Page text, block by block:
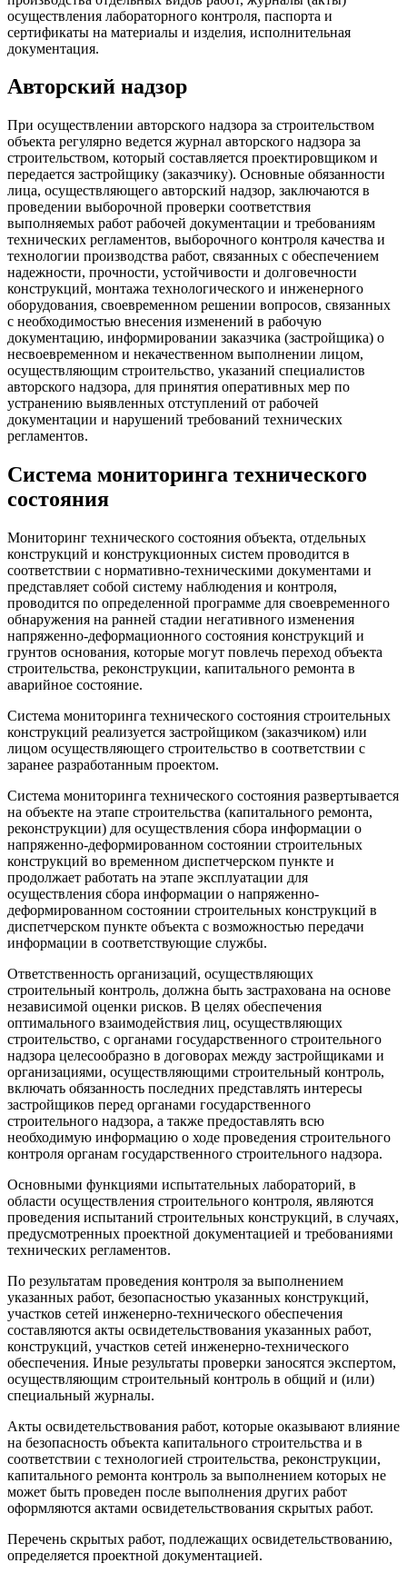
осуществления лабораторного контроля, паспорта и
сертификаты на материалы и изделия, исполнительная
документация.
Авторский надзор
При осуществлении авторского надзора за строительством
объекта регулярно ведется журнал авторского надзора за
строительством, который составляется проектировщиком и
передается застройщику (заказчику). Основные обязанности
лица, осуществляющего авторский надзор, заключаются в
проведении выборочной проверки соответствия
выполняемых работ рабочей документации и требованиям
технических регламентов, выборочного контроля качества и
технологии производства работ, связанных с обеспечением
надежности, прочности, устойчивости и долговечности
конструкций, монтажа технологического и инженерного
оборудования, своевременном решении вопросов, связанных
с необходимостью внесения изменений в рабочую
документацию, информировании заказчика (застройщика) о
несвоевременном и некачественном выполнении лицом,
осуществляющим строительство, указаний специалистов
авторского надзора, для принятия оперативных мер по
устранению выявленных отступлений от рабочей
документации и нарушений требований технических
регламентов.
Система мониторинга технического
состояния
Мониторинг технического состояния объекта, отдельных
конструкций и конструкционных систем проводится в
соответствии с нормативно-техническими документами и
представляет собой систему наблюдения и контроля,
проводится по определенной программе для своевременного
обнаружения на ранней стадии негативного изменения
напряженно-деформационного состояния конструкций и
грунтов основания, которые могут повлечь переход объекта
строительства, реконструкции, капитального ремонта в
аварийное состояние.
Система мониторинга технического состояния строительных
конструкций реализуется застройщиком (заказчиком) или
лицом осуществляющего строительство в соответствии с
заранее разработанным проектом.
Система мониторинга технического состояния развертывается
на объекте на этапе строительства (капитального ремонта,
реконструкции) для осуществления сбора информации о
напряженно-деформированном состоянии строительных
конструкций во временном диспетчерском пункте и
продолжает работать на этапе эксплуатации для
осуществления сбора информации о напряженно-
деформированном состоянии строительных конструкций в
диспетчерском пункте объекта с возможностью передачи
информации в соответствующие службы.
Ответственность организаций, осуществляющих
строительный контроль, должна быть застрахована на основе
независимой оценки рисков. В целях обеспечения
оптимального взаимодействия лиц, осуществляющих
строительство, с органами государственного строительного
надзора целесообразно в договорах между застройщиками и
организациями, осуществляющими строительный контроль,
включать обязанность последних представлять интересы
застройщиков перед органами государственного
строительного надзора, а также предоставлять всю
необходимую информацию о ходе проведения строительного
контроля органам государственного строительного надзора.
Основными функциями испытательных лабораторий, в
области осуществления строительного контроля, являются
проведения испытаний строительных конструкций, в случаях,
предусмотренных проектной документацией и требованиями
технических регламентов.
По результатам проведения контроля за выполнением
указанных работ, безопасностью указанных конструкций,
участков сетей инженерно-технического обеспечения
составляются акты освидетельствования указанных работ,
конструкций, участков сетей инженерно-технического
обеспечения. Иные результаты проверки заносятся экспертом,
осуществляющим строительный контроль в общий и (или)
специальный журналы.
Акты освидетельствования работ, которые оказывают влияние
на безопасность объекта капитального строительства и в
соответствии с технологией строительства, реконструкции,
капитального ремонта контроль за выполнением которых не
может быть проведен после выполнения других работ
оформляются актами освидетельствования скрытых работ.
Перечень скрытых работ, подлежащих освидетельствованию,
определяется проектной документацией.